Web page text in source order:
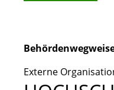
Externe